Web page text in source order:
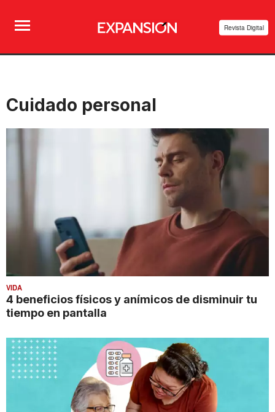
Revista Digital
Cuidado personal
VIDA
4 beneficios físicos y anímicos de disminuir tu
tiempo en pantalla